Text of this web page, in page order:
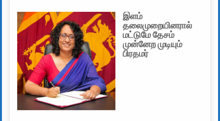
இளம்
தலைமுறையினரால்
மட்டுமே தேசம்
முன்னேற முடியும்
பிரதமர்